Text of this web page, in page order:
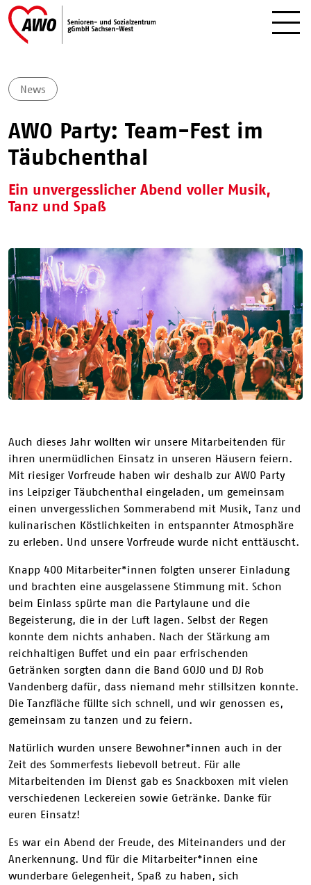
News
AWO Party: Team-Fest im
Täubchenthal
Ein unvergesslicher Abend voller Musik,
Tanz und Spaß
Auch dieses Jahr wollten wir unsere Mitarbeitenden für
ihren unermüdlichen Einsatz in unseren Häusern feiern.
Mit riesiger Vorfreude haben wir deshalb zur AWO Party
ins Leipziger Täubchenthal eingeladen, um gemeinsam
einen unvergesslichen Sommerabend mit Musik, Tanz und
kulinarischen Köstlichkeiten in entspannter Atmosphäre
zu erleben. Und unsere Vorfreude wurde nicht enttäuscht.
Knapp 400 Mitarbeiter*innen folgten unserer Einladung
und brachten eine ausgelassene Stimmung mit. Schon
beim Einlass spürte man die Partylaune und die
Begeisterung, die in der Luft lagen. Selbst der Regen
konnte dem nichts anhaben. Nach der Stärkung am
reichhaltigen Buffet und ein paar erfrischenden
Getränken sorgten dann die Band GOJO und DJ Rob
Vandenberg dafür, dass niemand mehr stillsitzen konnte.
Die Tanzfläche füllte sich schnell, und wir genossen es,
gemeinsam zu tanzen und zu feiern.
Natürlich wurden unsere Bewohner*innen auch in der
Zeit des Sommerfests liebevoll betreut. Für alle
Mitarbeitenden im Dienst gab es Snackboxen mit vielen
verschiedenen Leckereien sowie Getränke. Danke für
euren Einsatz!
Es war ein Abend der Freude, des Miteinanders und der
Anerkennung. Und für die Mitarbeiter*innen eine
wunderbare Gelegenheit, Spaß zu haben, sich